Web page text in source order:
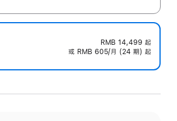
RMB 14,499 起
或 RMB 605/月 (24 期) 起